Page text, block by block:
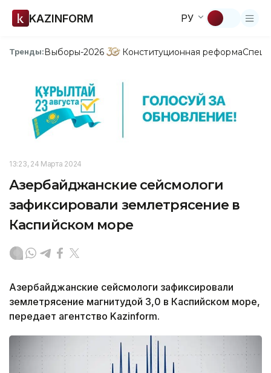
KAZINFORM РУ
Тренды:Выборы-2026 Конституционная реформа
13:23, 24 Марта 2024
Азербайджанские сейсмологи
зафиксировали землетрясение в
Каспийском море
Азербайджанские сейсмологи зафиксировали
землетрясение магнитудой 3,0 в Каспийском море,
передает агентство Kazinform.